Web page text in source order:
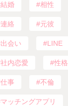
結婚 相性
連絡 元彼
出会い LINE
社内恋愛 性格
仕事 不倫
マッチングアプリ